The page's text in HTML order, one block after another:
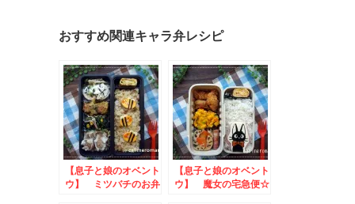
おすすめ関連キャラ弁レシピ
【息子と娘のオベント
ウ】 ミツバチのお弁
【息子と娘のオベント
ウ】 魔女の宅急便☆